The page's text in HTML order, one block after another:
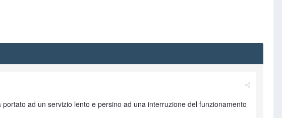
ad un servizio lento e persino ad una interruzione del funzionamento